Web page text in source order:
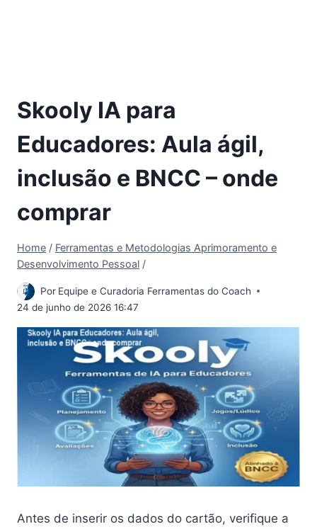
Skooly IA para
Educadores: Aula ágil,
inclusão e BNCC – onde
comprar
Home / Ferramentas e Metodologias Aprimoramento e
Desenvolvimento Pessoal /
Por Equipe e Curadoria Ferramentas do Coach
24 de junho de 2026 16:47
Antes de inserir os dados do cartão, verifique a